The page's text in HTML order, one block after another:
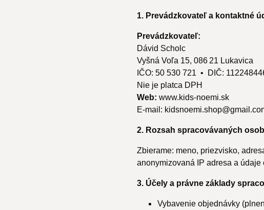
1. Prevádzkovateľ a kontaktné
Prevádzkovateľ:
Dávid Scholc
Vyšná Voľa 15, 086 21 Lukavica
IČO: 50 530 721 • DIČ:
Nie je platca DPH
Web:www.kids-noemi.sk
E‑mail:
2. Rozsah spracovávaných
Zbierame: meno, priezvisko,
anonymizovaná IP adresa a
3. Účely a právne základy
Vybavenie objednávky